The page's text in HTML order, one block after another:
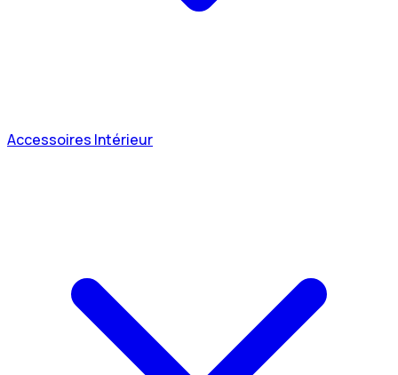
Accessoires Intérieur